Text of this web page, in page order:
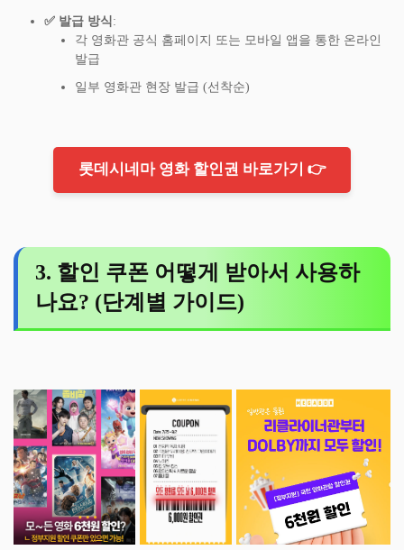
✅ 발급 방식 :
각 영화관 공식 홈페이지 또는 모바일 앱을 통한 온라인
발급
일부 영화관 현장 발급 (선착순)
롯데시네마 영화 할인권 바로가기 👉
3. 할인 쿠폰 어떻게 받아서 사용하
나요? (단계별 가이드)